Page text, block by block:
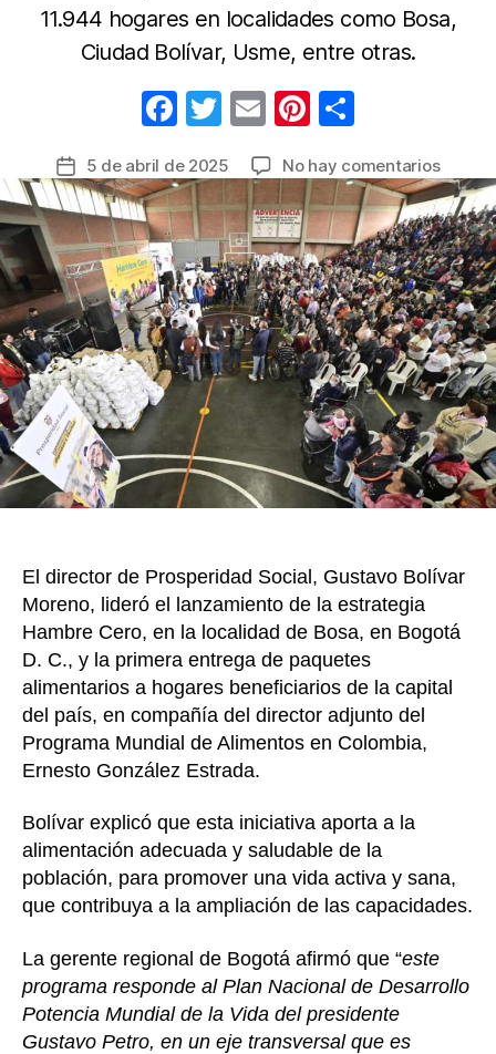
11.944 hogares en localidades como Bosa,
Ciudad Bolívar, Usme, entre otras.
F
c
e
b
o
o
k
T
itt
er
E
ail
Pi
er
e
st
m
p
ar
tir
Fecha
de
la
entrada
5 de abril de 2025 No hay comentariosen
Casi
12
mil
de
Bogotá
más
de
$3.300
de
la
El director de Prosperidad Social, Gustavo Bolívar
Moreno, lideró el lanzamiento de la estrategia
Hambre Cero, en la localidad de Bosa, en Bogotá
D. C., y la primera entrega de paquetes
alimentarios a hogares beneficiarios de la capital
del país, en compañía del director adjunto del
Programa Mundial de Alimentos en Colombia,
Ernesto González Estrada.
Bolívar explicó que esta iniciativa aporta a la
alimentación adecuada y saludable de la
población, para promover una vida activa y sana,
que contribuya a la ampliación de las capacidades.
La gerente regional de Bogotá afirmó que “este
programa responde al Plan Nacional de Desarrollo
Potencia Mundial de la Vida del presidente
Gustavo Petro, en un eje transversal que es